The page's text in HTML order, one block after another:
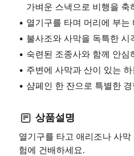
가벼운 스낵으로 비행을 축
열기구를 타며 머리에 부는
불사조와 사막을 독특한 시
숙련된 조종사와 함께 안
주변에 사막과 산이 있는
샴페인 한 잔으로 특별한
상품설명
열기구를 타고 애리조나 사
험에 건배하세요.